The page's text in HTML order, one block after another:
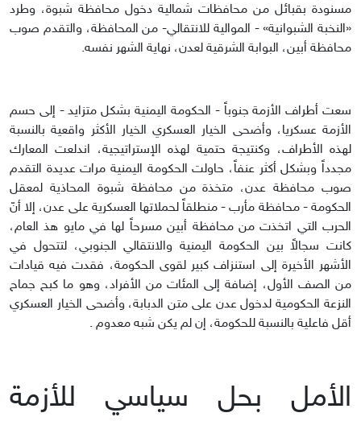
مسنودة بقبائل من محافظات شمالية دخول محافظة شبوة، وطرد
«النخبة الشبوانية» - الموالية للانتقالي- من المحافظة، والتقدم صوب
محافظة أبين، البوابة الشرقية لعدن، نهاية الشهر نفسه.
سعت أطراف الأزمة جنوباً - الحكومة اليمنية بشكل متزايد - إلى حسم
الأزمة عسكريا، وأضحى الخيار العسكري الخيار الأكثر واقعية بالنسبة
لهذه الأطراف، وكنتيجة حتمية لهذه الإستراتيجية، اندلعت المعارك
مجدداً وبشكل أكثر عنفاً، حاولت الحكومة اليمنية مرات عديدة التقدم
صوب محافظة عدن، متخذة من محافظة شبوة المحاذية لمعقل
الحكومة - محافظة مأرب - منطلقاً لحملاتها العسكرية على عدن، إلا أنّ
الحرب التي اتخذت من محافظة أبين مسرحاً لها في مايو هذ العام،
كانت سجالاً بين الحكومة اليمنية والانتقالي الجنوبي، لتتحول في
الأشهر الأخيرة إلى استنزاف كبير لقوى الحكومة، فقدت فيه قيادات
من الصف الأول، إضافة إلى المئات من الأفراد، وهو ما كبح جماح
النزعة الحكومية لدخول عدن على متن الدبابة، وأضحى الخيار العسكري
أقل فاعلية بالنسبة للحكومة، إن لم يكن شبه معدوم .
الأمل بحل سياسي للأزمة